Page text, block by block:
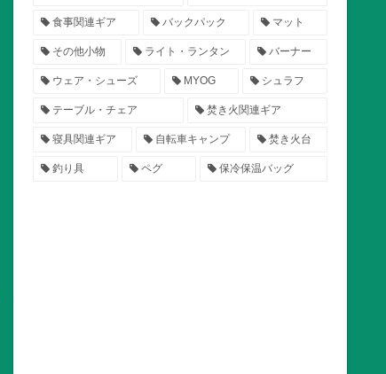
食事関連ギア バックパック マット
その他小物 ライト・ランタン バーナー
ウェア・シューズ MYOG シュラフ
テーブル・チェア 焚き火関連ギア
寝具関連ギア 自転車キャンプ 焚き火台
釣り具 ペグ 保冷保温バッグ